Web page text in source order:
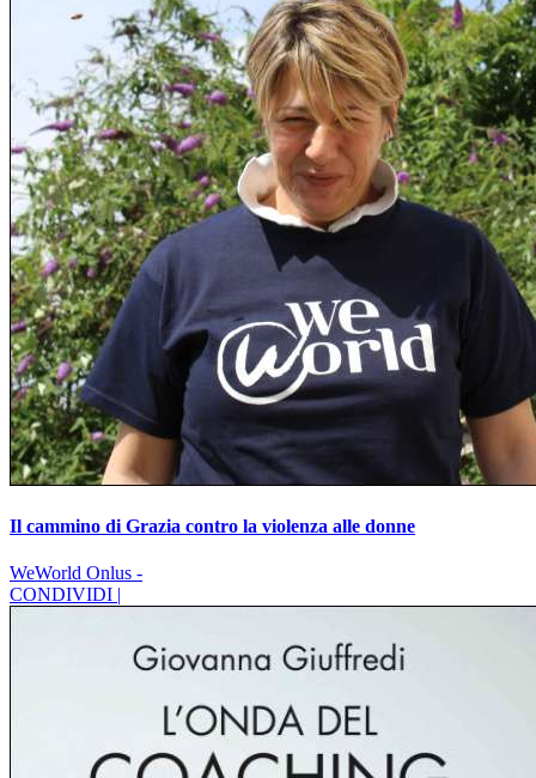
Il cammino di Grazia contro la violenza alle donne
WeWorld Onlus -
CONDIVIDI |